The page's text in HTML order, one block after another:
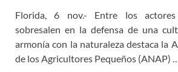
Florida, 6 nov.- Entre los actores
sobresalen en la defensa de una
armonía con la naturaleza destaca la
de los Agricultores Pequeños (ANAP)